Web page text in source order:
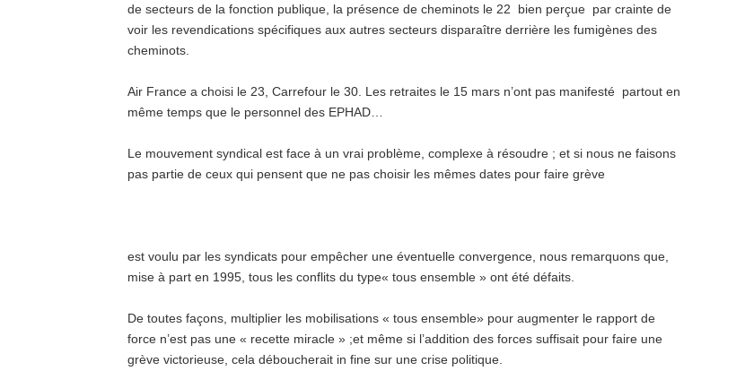
de secteurs de la fonction publique, la présence de cheminots le 22 bien perçue par crainte de
voir les revendications spécifiques aux autres secteurs disparaître derrière les fumigènes des
cheminots.
Air France a choisi le 23, Carrefour le 30. Les retraites le 15 mars n’ont pas manifesté partout en
même temps que le personnel des EPHAD…
Le mouvement syndical est face à un vrai problème, complexe à résoudre ; et si nous ne faisons
pas partie de ceux qui pensent que ne pas choisir les mêmes dates pour faire grève
est voulu par les syndicats pour empêcher une éventuelle convergence, nous remarquons que,
mise à part en 1995, tous les conflits du type« tous ensemble » ont été défaits.
De toutes façons, multiplier les mobilisations « tous ensemble» pour augmenter le rapport de
force n’est pas une « recette miracle » ;et même si l’addition des forces suffisait pour faire une
grève victorieuse, cela déboucherait in fine sur une crise politique.